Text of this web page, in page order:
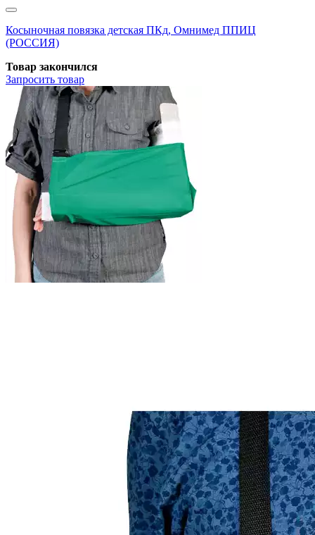
Косыночная повязка детская ПКд, Омнимед ППИЦ
(РОССИЯ)
Товар закончился
Запросить товар